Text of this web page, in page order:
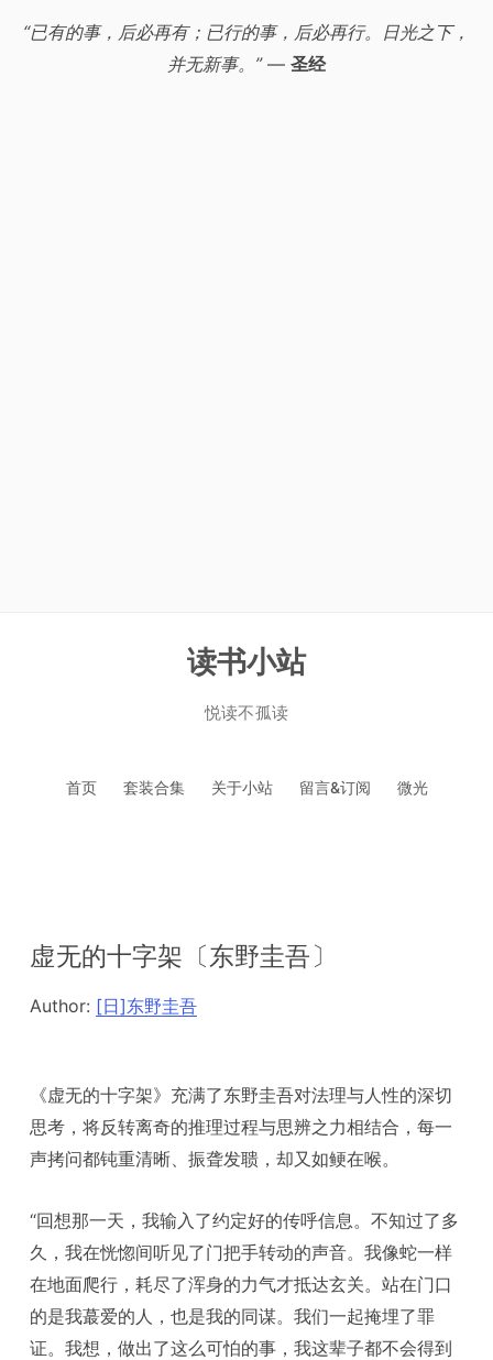
“已有的事，后必再有；已行的事，后必再行。日光之下，
并无新事。”— 圣经
读书小站
悦读不孤读
首页 套装合集 关于小站 留言&订阅 微光
虚无的十字架〔东野圭吾〕
Author: [日]东野圭吾
《虚无的十字架》充满了东野圭吾对法理与人性的深切
思考，将反转离奇的推理过程与思辨之力相结合，每一
声拷问都钝重清晰、振聋发聩，却又如鲠在喉。
“回想那一天，我输入了约定好的传呼信息。不知过了多
久，我在恍惚间听见了门把手转动的声音。我像蛇一样
在地面爬行，耗尽了浑身的力气才抵达玄关。站在门口
的是我蕞爱的人，也是我的同谋。我们一起掩埋了罪
证。我想，做出了这么可怕的事，我这辈子都不会得到